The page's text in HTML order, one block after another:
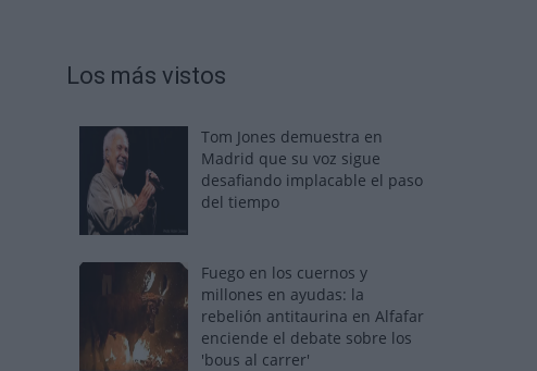
Los más vistos
Tom Jones demuestra en
Madrid que su voz sigue
desafiando implacable el paso
del tiempo
Fuego en los cuernos y
millones en ayudas: la
rebelión antitaurina en Alfafar
enciende el debate sobre los
'bous al carrer'